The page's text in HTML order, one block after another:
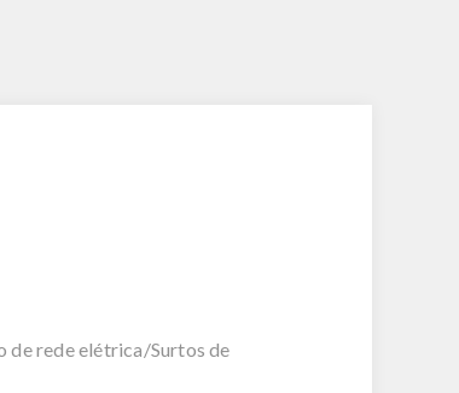
de rede elétrica/Surtos de